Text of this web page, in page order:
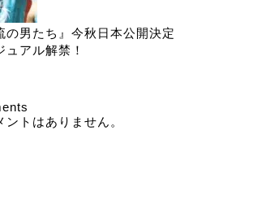
の男たち』今秋日本公開決定
ュアル解禁！
トはありません。